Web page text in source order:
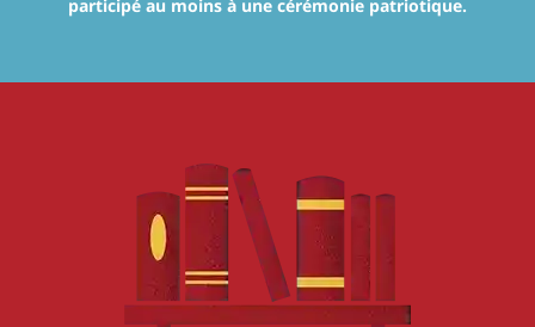
participé au moins à une cérémonie patriotique.